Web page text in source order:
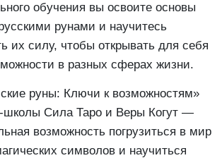
обучения вы освоите основы
рунами и научитесь
их силу, чтобы открывать для себя
в разных сферах жизни.
руны: Ключи к возможностям»
школы Сила Таро и Веры Когут —
возможность погрузиться в мир
символов и научиться